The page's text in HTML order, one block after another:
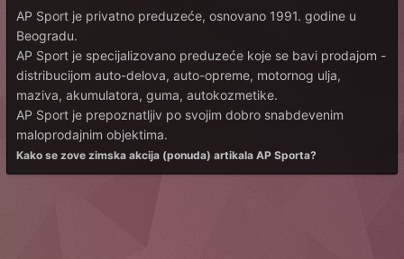
AP Sport je privatno preduzeće, osnovano 1991. godine u
Beogradu.
AP Sport je specijalizovano preduzeće koje se bavi prodajom -
distribucijom auto-delova, auto-opreme, motornog ulja,
maziva, akumulatora, guma, autokozmetike.
AP Sport je prepoznatljiv po svojim dobro snabdevenim
maloprodajnim objektima.
Kako se zove zimska akcija (ponuda) artikala AP Sporta?